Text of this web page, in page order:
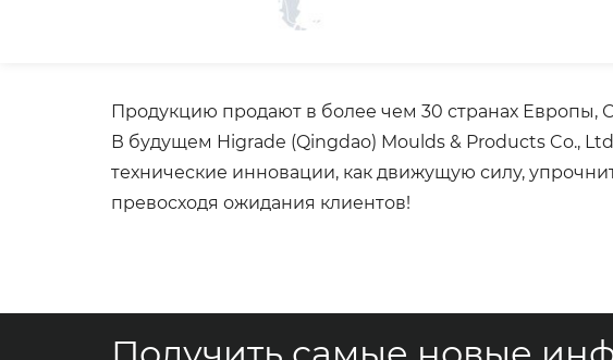
Продукцию продают в более чем 30 странах
В будущем Higrade (Qingdao) Moulds & Products Co.,
технические инновации, как движущую силу,
превосходя ожидания клиентов!